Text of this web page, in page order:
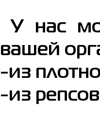
У нас
вашей
-из
-из